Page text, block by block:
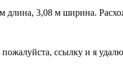
длина, 3,08 м ширина.
ссылку и я